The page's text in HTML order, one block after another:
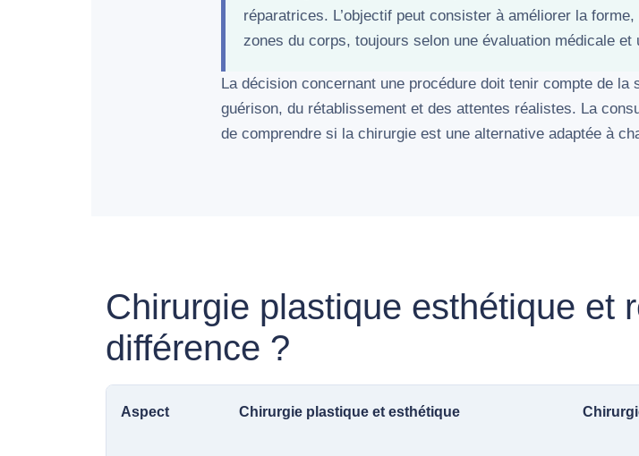
réparatrices. L’objectif peut consister à améliorer la
zones du corps, toujours selon une évaluation médicale et
La décision concernant une procédure doit tenir compte de
guérison, du rétablissement et des attentes réalistes. La
de comprendre si la chirurgie est une alternative adaptée à
Chirurgie plastique esthétique et
différence ?
Aspect Chirurgie plastique et esthétique